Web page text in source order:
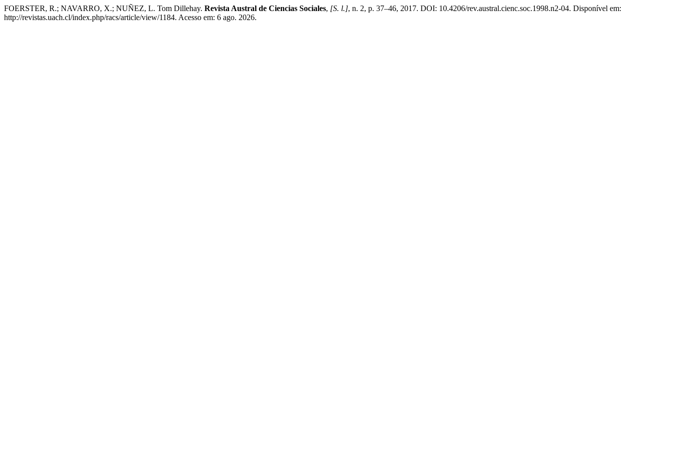
FOERSTER, R.; NAVARRO, X.; NUÑEZ, L. Tom Dillehay. Revista Austral de Ciencias Sociales, [S. l.], n. 2, p. 37–46, 2017. DOI: 10.4206/rev.austral.cienc.soc.1998.n2-04. Disponível em:
http://revistas.uach.cl/index.php/racs/article/view/1184. Acesso em: 6 ago. 2026.